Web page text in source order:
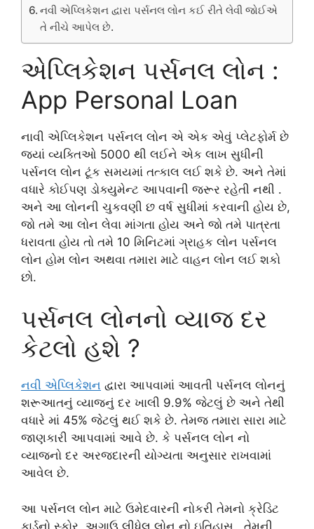
નવી એપ્લિકેશન દ્વારા પર્સનલ લોન કઈ રીતે લેવી જોઈએ
તે નીચે આપેલ છે.
એપ્લિકેશન પર્સનલ લોન :
App Personal Loan
નાવી એપ્લિકેશન પર્સનલ લોન એ એક એવું પ્લેટફોર્મ છે
જ્યાં વ્યક્તિઓ 5000 થી લઈને એક લાખ સુધીની
પર્સનલ લોન ટૂંક સમયમાં તત્કાલ લઈ શકે છે. અને તેમાં
વધારે કોઈપણ ડોક્યુમેન્ટ આપવાની જરૂર રહેતી નથી .
અને આ લોનની ચુકવણી છ વર્ષ સુધીમાં કરવાની હોય છે,
જો તમે આ લોન લેવા માંગતા હોય અને જો તમે પાત્રતા
ધરાવતા હોય તો તમે 10 મિનિટમાં ગ્રાહક લોન પર્સનલ
લોન હોમ લોન અથવા તમારા માટે વાહન લોન લઈ શકો
છો.
પર્સનલ લોનનો વ્યાજ દર
કેટલો હશે ?
નવી એપ્લિકેશન દ્વારા આપવામાં આવતી પર્સનલ લોનનું
શરૂઆતનું વ્યાજનું દર ખાલી 9.9% જેટલું છે અને તેથી
વધારે માં 45% જેટલું થઈ શકે છે. તેમજ તમારા સારા માટે
જાણકારી આપવામાં આવે છે. કે પર્સનલ લોન નો
વ્યાજનો દર અરજદારની યોગ્યતા અનુસાર રાખવામાં
આવેલ છે.
આ પર્સનલ લોન માટે ઉમેદવારની નોકરી તેમનો ક્રેડિટ
કાર્ડનો સ્કોર, અગાઉ લીધેલ લોન નો ઇતિહાસ , તેમની